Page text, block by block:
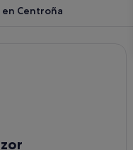
Centroña